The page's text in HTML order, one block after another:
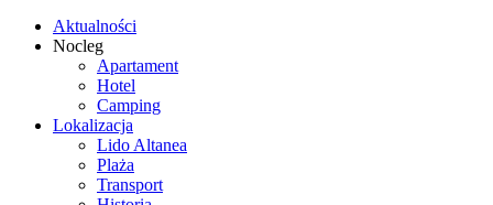
Aktualności
Nocleg
Apartament
Hotel
Camping
Lokalizacja
Lido Altanea
Plaża
Transport